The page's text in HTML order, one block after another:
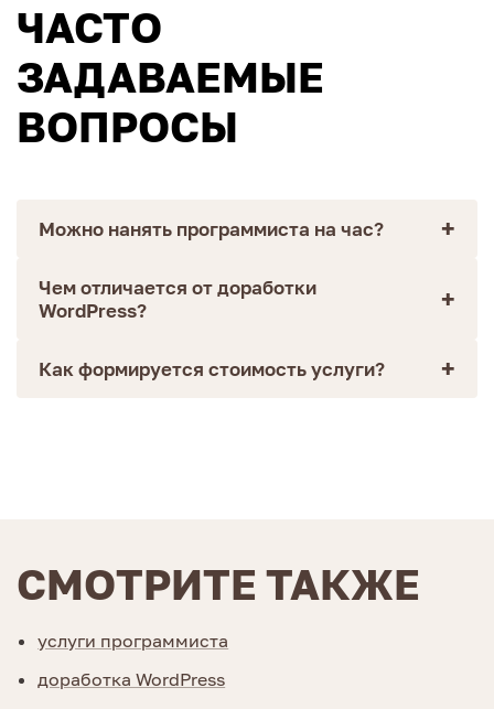
ЧАСТО
ЗАДАВАЕМЫЕ
ВОПРОСЫ
Можно нанять программиста на час?
Чем отличается от доработки
WordPress?
Как формируется стоимость услуги?
СМОТРИТЕ ТАКЖЕ
услуги программиста
доработка WordPress